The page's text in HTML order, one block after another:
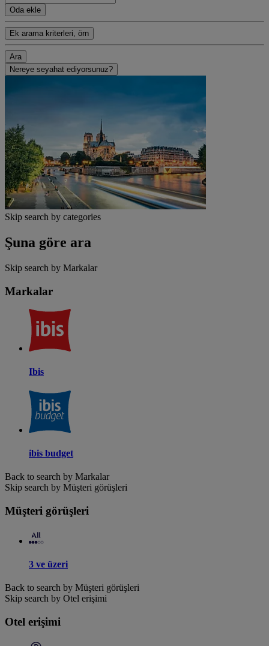
Oda ekle
Ek arama kriterleri, örn
Ara
Nereye seyahat ediyorsunuz?
Skip search by categories
Şuna göre ara
Skip search by Markalar
Markalar
Ibis
ibis budget
Back to search by Markalar
Skip search by Müşteri görüşleri
Müşteri görüşleri
3 ve üzeri
Back to search by Müşteri görüşleri
Skip search by Otel erişimi
Otel erişimi